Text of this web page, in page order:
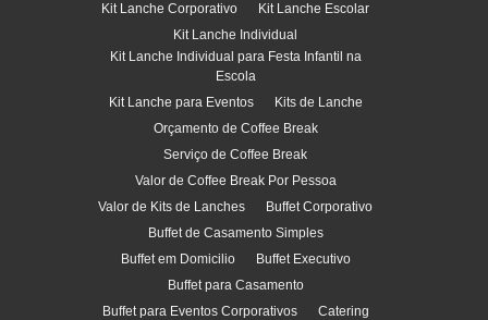
Kit Lanche Corporativo
Kit Lanche Escolar
Kit Lanche Individual
Kit Lanche Individual para Festa Infantil na
Escola
Kit Lanche para Eventos
Kits de Lanche
Orçamento de Coffee Break
Serviço de Coffee Break
Valor de Coffee Break Por Pessoa
Valor de Kits de Lanches
Buffet Corporativo
Buffet de Casamento Simples
Buffet em Domicilio
Buffet Executivo
Buffet para Casamento
Buffet para Eventos Corporativos
Catering